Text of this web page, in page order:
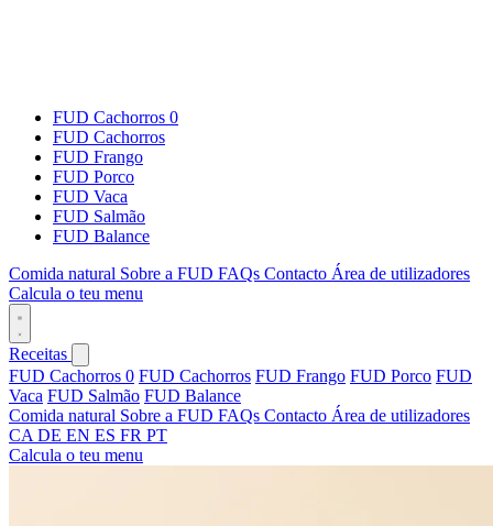
FUD Cachorros 0
FUD Cachorros
FUD Frango
FUD Porco
FUD Vaca
FUD Salmão
FUD Balance
Comida natural Sobre a FUD FAQs Contacto Área de utilizadores
Calcula o teu menu
Receitas
FUD Cachorros 0 FUD Cachorros FUD Frango FUD Porco FUD
Vaca FUD Salmão FUD Balance
Comida natural Sobre a FUD FAQs Contacto Área de utilizadores
CA DE EN ES FR PT
Calcula o teu menu